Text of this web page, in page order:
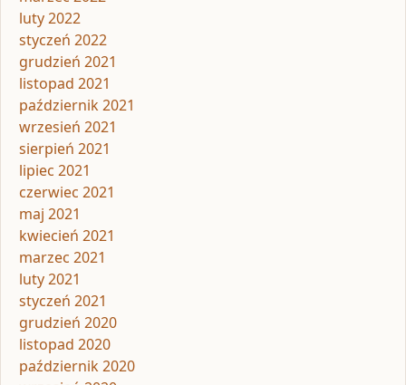
luty 2022
styczeń 2022
grudzień 2021
listopad 2021
październik 2021
wrzesień 2021
sierpień 2021
lipiec 2021
czerwiec 2021
maj 2021
kwiecień 2021
marzec 2021
luty 2021
styczeń 2021
grudzień 2020
listopad 2020
październik 2020